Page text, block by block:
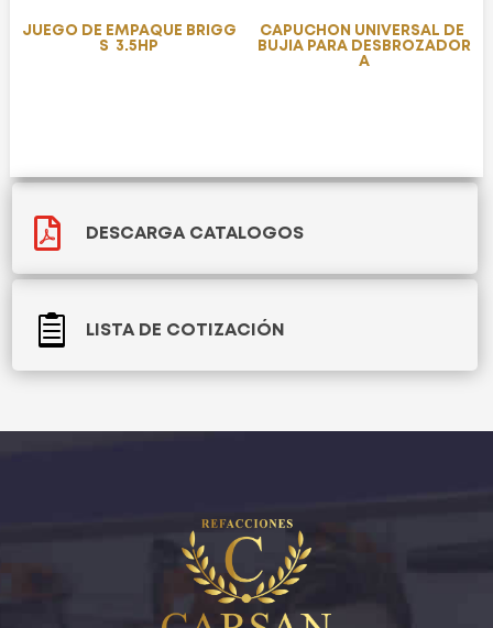
JUEGO DE EMPAQUE BRIGG
S 3.5HP
CAPUCHON UNIVERSAL DE
BUJIA PARA DESBROZADOR
A
 DESCARGA CATALOGOS
 LISTA DE COTIZACIÓN